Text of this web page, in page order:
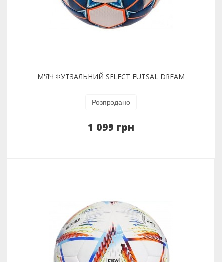
М'ЯЧ ФУТЗАЛЬНИЙ SELECT FUTSAL DREAM
Розпродано
1 099 грн